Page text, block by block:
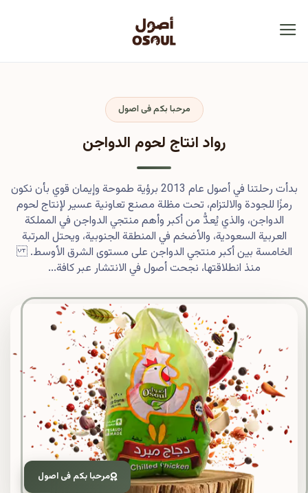
مرحبا بكم فى اصول
مرحبا بكم فى اصول
رواد انتاج لحوم الدواجن
بدأت رحلتنا في أصول عام 2013 برؤية طموحة وإيمان قوي بأن نكون
رمزًا للجودة والالتزام، تحت مظلة مصنع تعاونية عسير لإنتاج لحوم
الدواجن، والذي يُعدُّ من أكبر وأهم منتجي الدواجن في المملكة
العربية السعودية، والأضخم في المنطقة الجنوبية، ويحتل المرتبة
الخامسة بين أكبر منتجي الدواجن على مستوى الشرق الأوسط.
منذ انطلاقتها، نجحت أصول في الانتشار عبر كافة...